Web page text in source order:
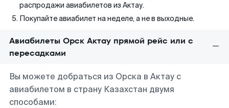
распродажи авиабилетов из Актау.
Покупайте авиабилет на неделе, а не в выходные.
Авиабилеты Орск Актау прямой рейс или с
пересадками
Вы можете добраться из Орска в Актау с
авиабилетом в страну Казахстан двумя
способами: